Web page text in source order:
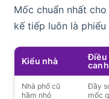
Mốc chuẩn nhất cho
kế tiếp luôn là
Kiểu nhà
Điều
canh
Nhà phố cũ
hầm nhỏ
Đầy
mốc